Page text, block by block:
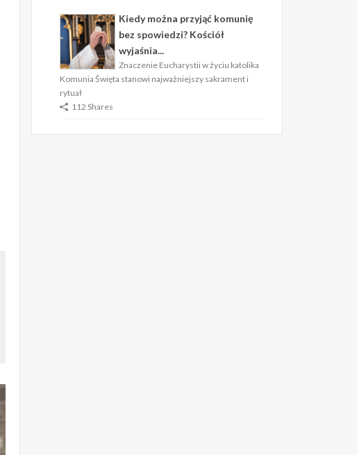
Kiedy można przyjąć komunię
bez spowiedzi? Kościół
wyjaśnia...
Znaczenie Eucharystii w życiu katolika
Komunia Święta stanowi najważniejszy sakrament i
rytuał
112 Shares